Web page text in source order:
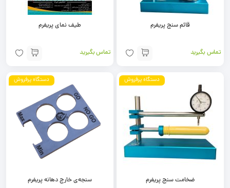
قائم سنج پریفرم
تماس بگیرید
طیف نمای پریفرم
تماس بگیرید
دستگاه پرفروش
ضخامت سنج پریفرم
دستگاه پرفروش
سنجه‌ی خارج دهانه پریفرم